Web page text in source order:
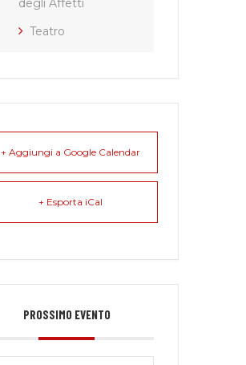
degli Affetti
Teatro
+ Aggiungi a Google Calendar
+ Esporta iCal
PROSSIMO EVENTO